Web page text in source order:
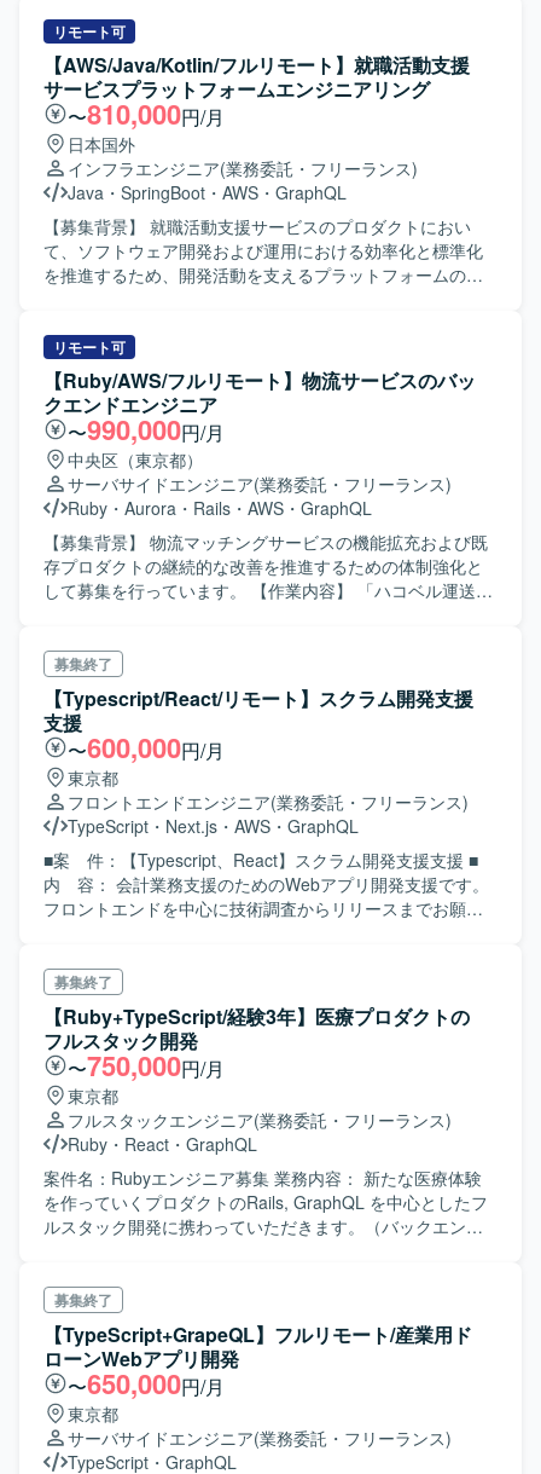
Datadog、Sentry） デザイン：Figma コミュニケーション
他：GitHub Enterprise Cloud、Notion、Slack、Google
Meet、Zoom、Discord
グをあるべき形に改善し続けていただきます。 場合によっ
ては、バックエンド以外の領域の開発にも携わっていただ
きます。 【求める人物像】 業務ドメインや担当者の関心事
を丁寧に理解しながら、データモデルやアーキテクチャを
継続的に改善していける方を求めています。 自社サービス
開発の経験を活かし、主体的に技術選定や設計にも関わっ
ていただける方が望ましいです。 【ポジションの魅力】 各
種SaaSプロダクトのバックエンド開発を中心に、データモ
デリングやアーキテクチャ改善に深く関わることができま
す。 バックエンドだけでなくフロントエンドなど他領域に
もチャレンジできる環境で、モダンな技術スタックを用い
バックエンド: GraphQL、PostgreSQL インフラ: AWS、
Terraform、Docker アーキテクチャ: クリーンアーキテクチ
ャ、モジュラーモノリス 開発ツール: Devin、Claude
code、GitHub、Notion、Figma コミュニケーションツール:
Slack、Meet、Zoom、Linear
リモート可
【AWS/Java/Kotlin/フルリモート】就職活動支援
サービスプラットフォームエンジニアリング
〜810,000円/月
日本国外
インフラエンジニア(業務委託・フリーランス)
Java ・ SpringBoot ・ AWS ・ GraphQL
【募集背景】 就職活動支援サービスのプロダクトにおい
て、ソフトウェア開発および運用における効率化と標準化
を推進するため、開発活動を支えるプラットフォームの強
盤、AI開発ツールなどを含むプラットフォームの提供に関
わる業務をご担当いただきます。具体的には、インフラ環
境やデリバリーの構築・運用、サービスの運用・推進・監
視、プロダクト全体に関わる技術やツール、ソフトウェア
の選定と導入、セキュリティやガイドラインの策定、AI開
発ツールの検証や導入などを行っていただきます。 【求め
る人物像】 中長期の視野を持ち、自分で手を動かすだけで
なく仕組みで課題を解決する思考をお持ちの方を求めてお
ります。個人の成果よりもチームとしての成果を重視し、
事業会社人格で主体的に動ける方、主体的にコミュニケー
ションを取り能動的にプロジェクトを推進できる方にマッ
おいて、プラットフォームや信頼性基盤の整備を通じて、
開発組織全体の生産性や品質向上に直結する業務に携わる
ことができます。AI開発ツールやモニタリング基盤など最
新の技術要素に関わりながら、技術選定やガイドライン策
定などテックリードとしての経験を積むことができます。
【開発環境】 サーバサイドは Kotlin/Java、SpringBoot、
DGS framework（GraphQL）、Kotest、
spock（groovy）、LocalStack、Playwright などを利用して
おります。フロントエンドは React、Apollo、TypeScript、
Knockout、webpack、Storybook、Jest を用いておりま
す。モバイルアプリは SwiftUI、MagicPod を利用しており
し、CI/CD は GitHub Actions、その他 Docker、SendGrid、
Datadog、Sentry などを組み合わせております。デザイン
は Figma、コミュニケーションは GitHub Enterprise
Cloud、Notion、Slack、Google Meet、Zoom、Discord な
どを利用しております。
リモート可
【Ruby/AWS/フルリモート】物流サービスのバッ
クエンドエンジニア
〜990,000円/月
中央区（東京都）
サーバサイドエンジニア(業務委託・フリーランス)
Ruby ・ Aurora ・ Rails ・ AWS ・ GraphQL
【募集背景】 物流マッチングサービスの機能拡充および既
存プロダクトの継続的な改善を推進するための体制強化と
して募集を行っています。 【作業内容】 「ハコベル運送手
だきます。新機能追加や既存機能の改善、パフォーマンス
チューニングなどを行いながら、事業要件をプロダクトに
反映していきます。 【求める人物像】 プロダクトや事業の
課題を理解しながら主体的に開発を進めていただける方を
求めています。チームでの開発を重視し、ペア/モブプログ
ラミングなどの開発スタイルにも柔軟に取り組んでいただ
ける方、AIツールなど新しい技術の活用にも前向きに取り
組んでいただける方が望ましいです。 【ポジションの魅
力】 物流マッチングサービスの中核となるバックエンド開
発に携わることができ、複数プロダクトの機能開発・運用
を通じてスケーラブルなアーキテクチャ設計やクラウドネ
スに関わることができます。 【開発環境】 バックエンドは
Ruby、Ruby on Rails、フロントエンドはTypeScript、
React、Next.js、Vue.jsを利用しています。インフラはAWS
上で構築されており、ECS、EC2、RDS/Aurora、
DynamoDB、S3、SQS、Lambdaなどを利用しています。
Dockerを用いたコンテナ環境で開発を行い、Git/GitHubに
よるバージョン管理、CircleCI、GitHub Actions、
CodeBuildによるCI/CDパイプラインを構築しています。AI
ツールとしてClaude Code、GitHub Copilot、Devin、
Geminiを活用し、コミュニケーションにはSlack、Notion、
Google Workspaceを利用しています。
募集終了
【Typescript/React/リモート】スクラム開発支援
支援
〜600,000円/月
東京都
フロントエンドエンジニア(業務委託・フリーランス)
TypeScript ・ Next.js ・ AWS ・ GraphQL
■案 件：【Typescript、React】スクラム開発支援支援 ■
内 容： 会計業務支援のためのWebアプリ開発支援です。
フロントエンドを中心に技術調査からリリースまでお願い
Typescript（React、Next.js） バックエンド：C#、Entity
Framework 長期の大型案件で、随時増員の可能性がありま
す。 ＜スキル＞ ■必 須： ・フロントエンド周りの開発経
験 ・TypescriptとReactでの開発経験 ・自走でき技術調査の
対応が可能な方 ・スクラム開発に意欲的に取り組んでいた
だける方 ■尚 可： ・Next.jsのご経験 ・AWSサービスの利
用経験 ・Docker（コンテナ）の経験 ・GraphQLの知見
募集終了
【Ruby+TypeScript/経験3年】医療プロダクトの
フルスタック開発
〜750,000円/月
東京都
フルスタックエンジニア(業務委託・フリーランス)
Ruby ・ React ・ GraphQL
案件名：Rubyエンジニア募集 業務内容： 新たな医療体験
を作っていくプロダクトのRails, GraphQL を中心としたフ
ルスタック開発に携わっていただきます。（バックエンド
す。 ・機能の設計から関わっていただくことを想定おり、
PdM、デザイナー、エンジニアと意見交換をしながらプロ
ダクト開発していただけます。 ・コードレビューが必須の
チームで、相互にフィードバックしながら開発していただ
けます。 ・モジュラモノリスアーキテクチャを模索中のプ
ロダクトに関わっていただけます。
募集終了
【TypeScript+GrapeQL】フルリモート/産業用ド
ローンWebアプリ開発
〜650,000円/月
東京都
サーバサイドエンジニア(業務委託・フリーランス)
TypeScript ・ GraphQL